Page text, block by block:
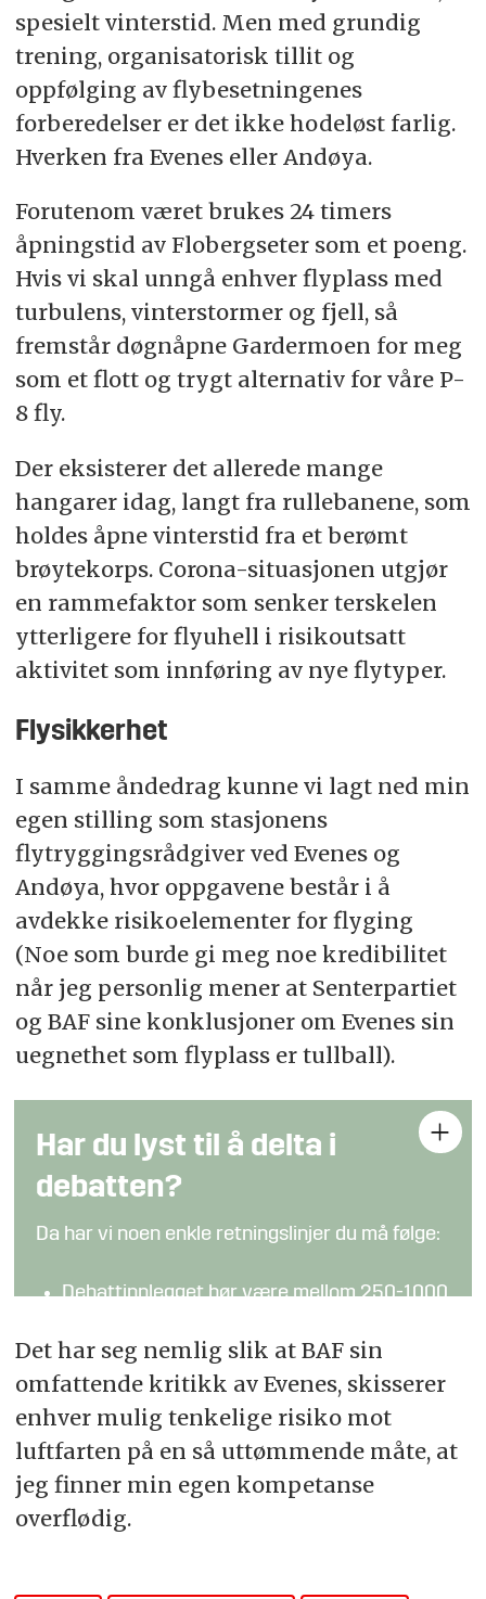
spesielt vinterstid. Men med grundig
trening, organisatorisk tillit og
oppfølging av flybesetningenes
forberedelser er det ikke hodeløst farlig.
Hverken fra Evenes eller Andøya.
Forutenom været brukes 24 timers
åpningstid av Flobergseter som et poeng.
Hvis vi skal unngå enhver flyplass med
turbulens, vinterstormer og fjell, så
fremstår døgnåpne Gardermoen for meg
som et flott og trygt alternativ for våre P-
8 fly.
Der eksisterer det allerede mange
hangarer idag, langt fra rullebanene, som
holdes åpne vinterstid fra et berømt
brøytekorps. Corona-situasjonen utgjør
en rammefaktor som senker terskelen
ytterligere for flyuhell i risikoutsatt
aktivitet som innføring av nye flytyper.
Flysikkerhet
I samme åndedrag kunne vi lagt ned min
egen stilling som stasjonens
flytryggingsrådgiver ved Evenes og
Andøya, hvor oppgavene består i å
avdekke risikoelementer for flyging
(Noe som burde gi meg noe kredibilitet
når jeg personlig mener at Senterpartiet
og BAF sine konklusjoner om Evenes sin
uegnethet som flyplass er tullball).
Har du lyst til å delta i
debatten?
Da har vi noen enkle retningslinjer du må følge:
Debattinnlegget bør være mellom 250-1000
Kronikker og analyser fra fagpersoner kan
være lengre
Det er forskjell på meninger og fakta:
Påstander som hevdes å være sanne bør
underbygges (bidra gjerne med lenker og
tilleggsinformasjon)
Det har seg nemlig slik at BAF sin
omfattende kritikk av Evenes, skisserer
enhver mulig tenkelige risiko mot
luftfarten på en så uttømmende måte, at
jeg finner min egen kompetanse
overflødig.